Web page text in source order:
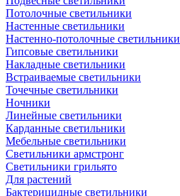
Потолочные светильники
Настенные светильники
Настенно-потолочные светильники
Гипсовые светильники
Накладные светильники
Встраиваемые светильники
Точечные светильники
Ночники
Линейные светильники
Карданные светильники
Мебельные светильники
Светильники армстронг
Светильники грильято
Для растений
Бактерицидные светильники